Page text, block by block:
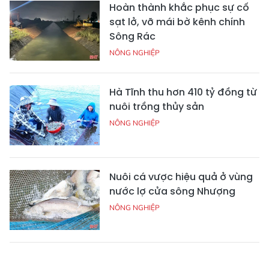
Hoàn thành khắc phục sự cố
sạt lở, vỡ mái bờ kênh chính
Sông Rác
NÔNG NGHIỆP
Hà Tĩnh thu hơn 410 tỷ đồng từ
nuôi trồng thủy sản
NÔNG NGHIỆP
Nuôi cá vược hiệu quả ở vùng
nước lợ cửa sông Nhượng
NÔNG NGHIỆP